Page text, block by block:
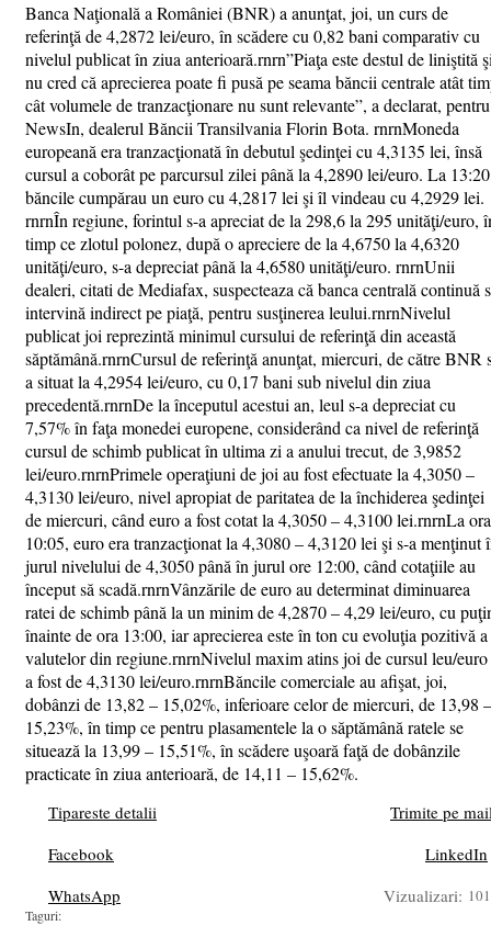
Banca Naţională a României (BNR) a anunţat, joi, un curs de
referinţă de 4,2872 lei/euro, în scădere cu 0,82 bani comparativ cu
nivelul publicat în ziua anterioară.rnrn”Piaţa este destul de liniştită
nu cred că aprecierea poate fi pusă pe seama băncii centrale atât
cât volumele de tranzacţionare nu sunt relevante”, a declarat, pentru
NewsIn, dealerul Băncii Transilvania Florin Bota. rnrnMoneda
europeană era tranzacţionată în debutul şedinţei cu 4,3135 lei, însă
cursul a coborât pe parcursul zilei până la 4,2890 lei/euro. La
băncile cumpărau un euro cu 4,2817 lei şi îl vindeau cu 4,2929 lei.
rnrnÎn regiune, forintul s-a apreciat de la 298,6 la 295 unităţi/euro,
timp ce zlotul polonez, după o apreciere de la 4,6750 la 4,6320
unităţi/euro, s-a depreciat până la 4,6580 unităţi/euro. rnrnUnii
dealeri, citati de Mediafax, suspecteaza că banca centrală continuă
intervină indirect pe piaţă, pentru susţinerea leului.rnrnNivelul
publicat joi reprezintă minimul cursului de referinţă din această
săptămână.rnrnCursul de referinţă anunţat, miercuri, de către BNR
a situat la 4,2954 lei/euro, cu 0,17 bani sub nivelul din ziua
precedentă.rnrnDe la începutul acestui an, leul s-a depreciat cu
7,57% în faţa monedei europene, considerând ca nivel de referinţă
cursul de schimb publicat în ultima zi a anului trecut, de 3,9852
lei/euro.rnrnPrimele operaţiuni de joi au fost efectuate la 4,3050 –
4,3130 lei/euro, nivel apropiat de paritatea de la închiderea şedinţei
de miercuri, când euro a fost cotat la 4,3050 – 4,3100 lei.rnrnLa ora
10:05, euro era tranzacţionat la 4,3080 – 4,3120 lei şi s-a menţinut
jurul nivelului de 4,3050 până în jurul ore 12:00, când cotaţiile au
început să scadă.rnrnVânzările de euro au determinat diminuarea
ratei de schimb până la un minim de 4,2870 – 4,29 lei/euro, cu
înainte de ora 13:00, iar aprecierea este în ton cu evoluţia pozitivă a
valutelor din regiune.rnrnNivelul maxim atins joi de cursul leu/euro
a fost de 4,3130 lei/euro.rnrnBăncile comerciale au afişat, joi,
dobânzi de 13,82 – 15,02%, inferioare celor de miercuri, de 13,98 –
15,23%, în timp ce pentru plasamentele la o săptămână ratele se
situează la 13,99 – 15,51%, în scădere uşoară faţă de dobânzile
practicate în ziua anterioară, de 14,11 – 15,62%.
Tipareste detalii
Trimite pe
Facebook
LinkedIn
WhatsApp
Vizualizari:
Taguri: